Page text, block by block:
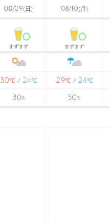
08/09(日) 08/10(月)
まずまず まずまず
30℃/ 24℃ 29℃/ 24℃
30% 50%